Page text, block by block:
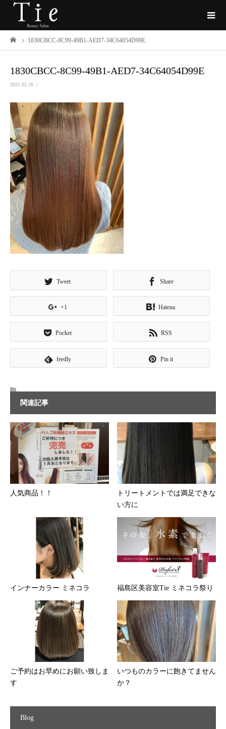
1830CBCC-8C99-49B1-AED7-34C64054D99E
1830CBCC-8C99-49B1-AED7-34C64054D99E
2021.02.26
Tweet Share
+1 Hatena
Pocket RSS
feedly Pin it
関連記事
人気商品！！
トリートメントでは満足できな
い方に
インナーカラー ミネコラ 福島区美容室Tie ミネコラ祭り
ご予約はお早めにお願い致しま
す
いつものカラーに飽きてません
か？
Blog